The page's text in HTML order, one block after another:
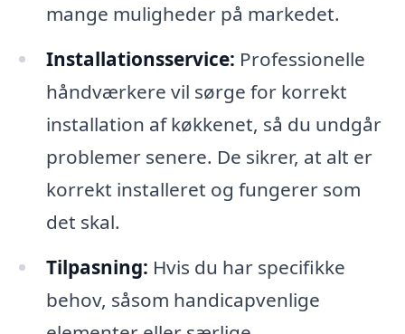
mange muligheder på markedet.
Installationsservice: Professionelle
håndværkere vil sørge for korrekt
installation af køkkenet, så du undgår
problemer senere. De sikrer, at alt er
korrekt installeret og fungerer som
det skal.
Tilpasning: Hvis du har specifikke
behov, såsom handicapvenlige